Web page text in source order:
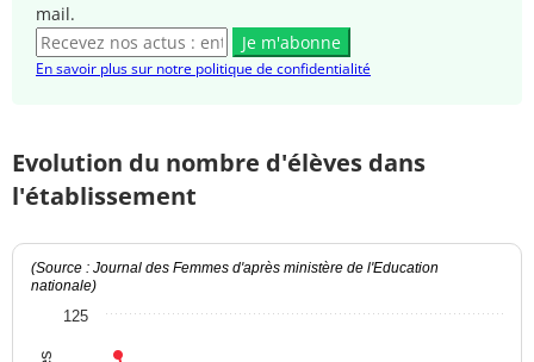
mail.
Je m'abonne
En savoir plus sur notre politique de confidentialité
Evolution du nombre d'élèves dans
l'établissement
(Source : Journal des Femmes d'après ministère de l'Education
nationale)
125